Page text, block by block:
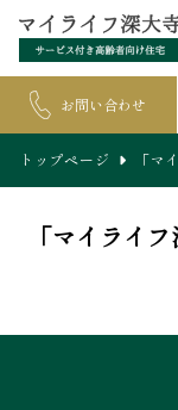
お問い合わせ
トップページ 「マ
「マイライ